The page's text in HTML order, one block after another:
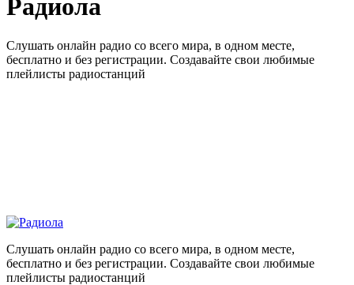
Радиола
Слушать онлайн радио со всего мира, в одном месте,
бесплатно и без регистрации. Создавайте свои любимые
плейлисты радиостанций
Слушать онлайн радио со всего мира, в одном месте,
бесплатно и без регистрации. Создавайте свои любимые
плейлисты радиостанций